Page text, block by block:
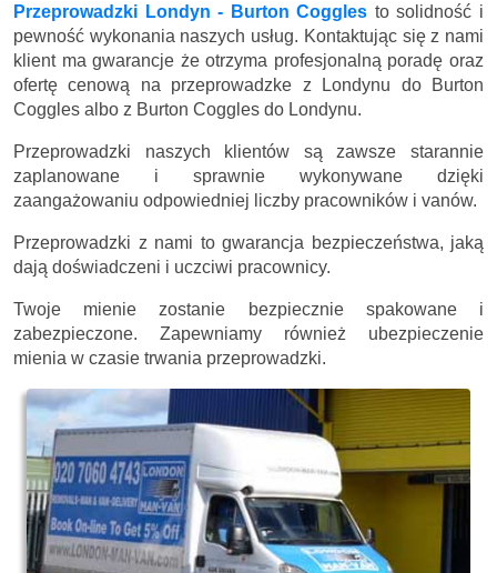
Przeprowadzki Londyn - Burton Coggles to solidność i
pewność wykonania naszych usług. Kontaktując się z nami
klient ma gwarancje że otrzyma profesjonalną poradę oraz
ofertę cenową na przeprowadzke z Londynu do Burton
Coggles albo z Burton Coggles do Londynu.
Przeprowadzki naszych klientów są zawsze starannie
zaplanowane i sprawnie wykonywane dzięki
zaangażowaniu odpowiedniej liczby pracowników i vanów.
Przeprowadzki z nami to gwarancja bezpieczeństwa, jaką
dają doświadczeni i uczciwi pracownicy.
Twoje mienie zostanie bezpiecznie spakowane i
zabezpieczone. Zapewniamy również ubezpieczenie
mienia w czasie trwania przeprowadzki.